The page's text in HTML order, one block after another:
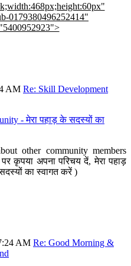
0179380496252414"
AM Re: Skill Development
- मेरा पहाड़ के सदस्यों का
other community members
कृपया अपना परिचय दें, मेरा पहाड़
का स्वागत करें )
AM Re: Good Morning &